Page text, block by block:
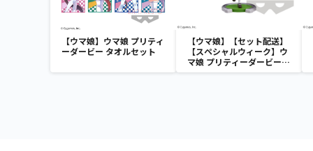
【ウマ娘】ウマ娘 プリティ
ーダービー タオルセット
【ウマ娘】【セット配送】
【スペシャルウィーク】ウ
マ娘 プリティーダービー
スペシャルウィーク フィギ